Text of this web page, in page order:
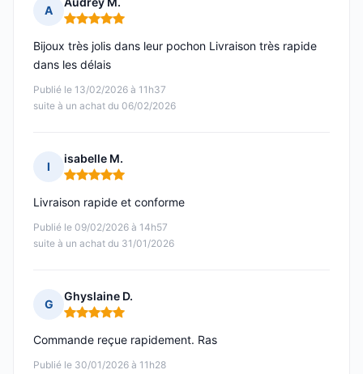
A
Note : 5 sur 5
Publié le 13/02/2026 à 11h37
suite à un achat du 06/02/2026
Bijoux très jolis dans leur pochon Livraison très rapide
dans les délais
I
isabelle M.
Note : 5 sur 5
Publié le 09/02/2026 à 14h57
suite à un achat du 31/01/2026
Livraison rapide et conforme
G
Ghyslaine D.
Note : 5 sur 5
Publié le 30/01/2026 à 11h28
Commande reçue rapidement. Ras